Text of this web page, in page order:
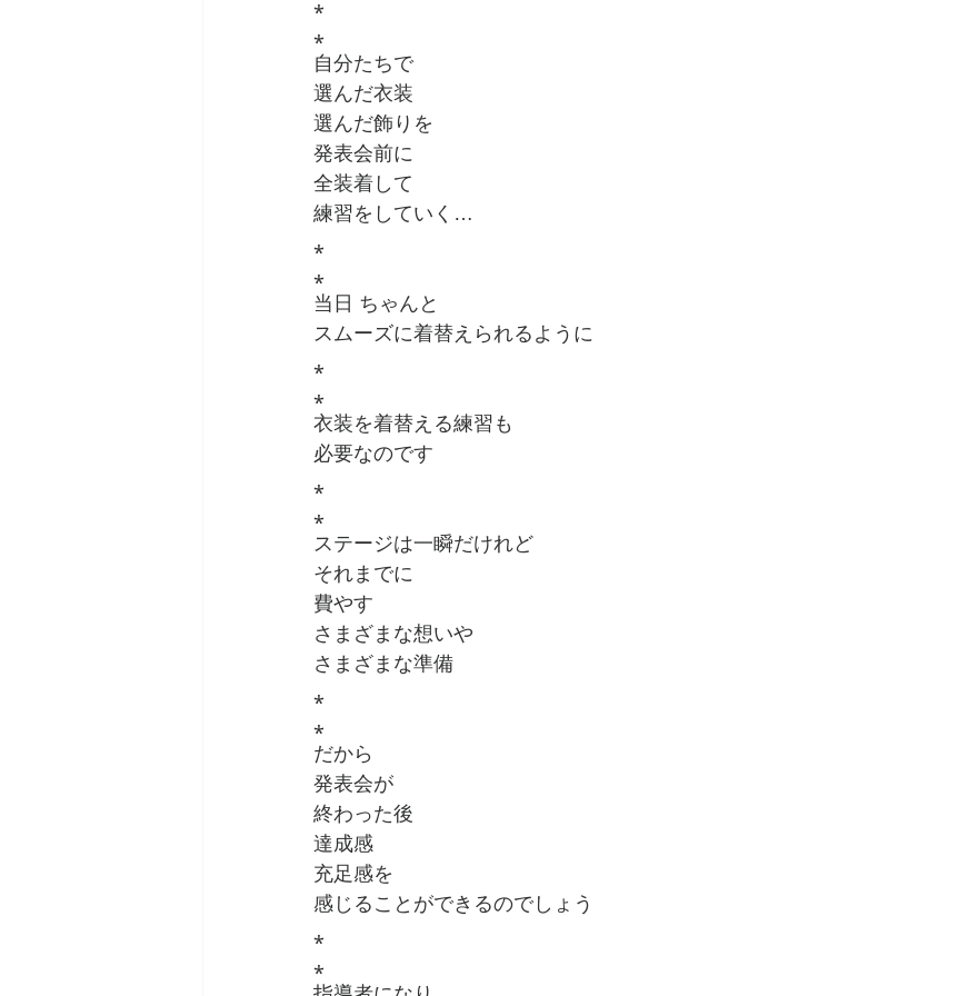
⁎
自分たちで
選んだ衣装
選んだ飾りを
発表会前に
全装着して
練習をしていく…
⁎
⁎
当日 ちゃんと
スムーズに着替えられるように
⁎
⁎
衣装を着替える練習も
必要なのです
⁎
⁎
ステージは一瞬だけれど
それまでに
費やす
さまざまな想いや
さまざまな準備
⁎
⁎
だから
発表会が
終わった後
達成感
充足感を
感じることができるのでしょう
⁎
⁎